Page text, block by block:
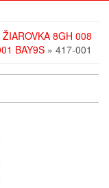
8GH 008
BAY9S » 417-001